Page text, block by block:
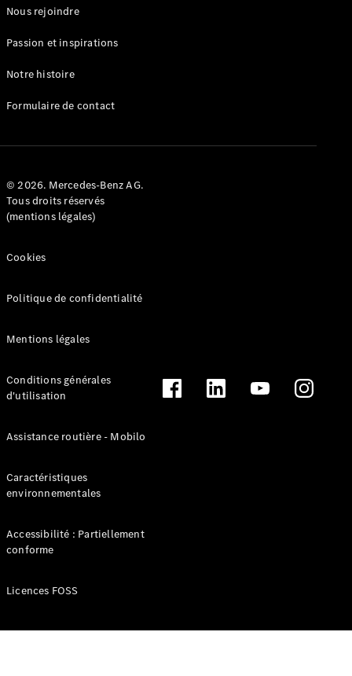
Électromobilité
électrique
Nos
technologies
Nos
Subventions
d’économie
Seconde vie
des
Actualités
Actualités
marque
Vanstories
magazine
Contact
Nous rejoindre
Passion et inspirations
Notre histoire
Formulaire de contact
© 2026. Mercedes-Benz AG.
Tous droits réservés
(mentions légales)
Cookies
Politique de confidentialité
Mentions légales
Conditions générales
d'utilisation
Assistance routière - Mobilo
Caractéristiques
environnementales
Accessibilité : Partiellement
conforme
Licences FOSS